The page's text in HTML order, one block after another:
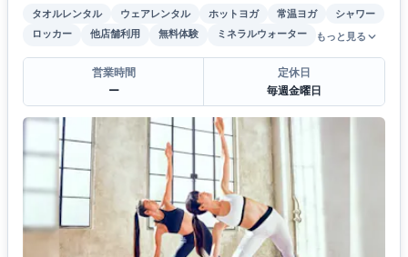
タオルレンタル ウェアレンタル ホットヨガ 常温ヨガ
シャワー
ロッカー
他店舗利用 無料体験 ミネラルウォーター もっと見る
営業時間
ー
定休日
毎週金曜日